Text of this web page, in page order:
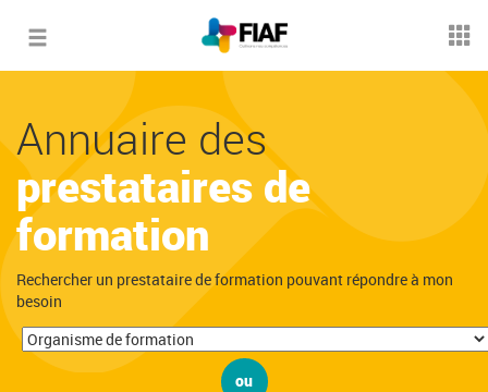
Toggle
Annuaire des
prestataires de
formation
Rechercher un prestataire de formation pouvant répondre à mon
besoin
ou